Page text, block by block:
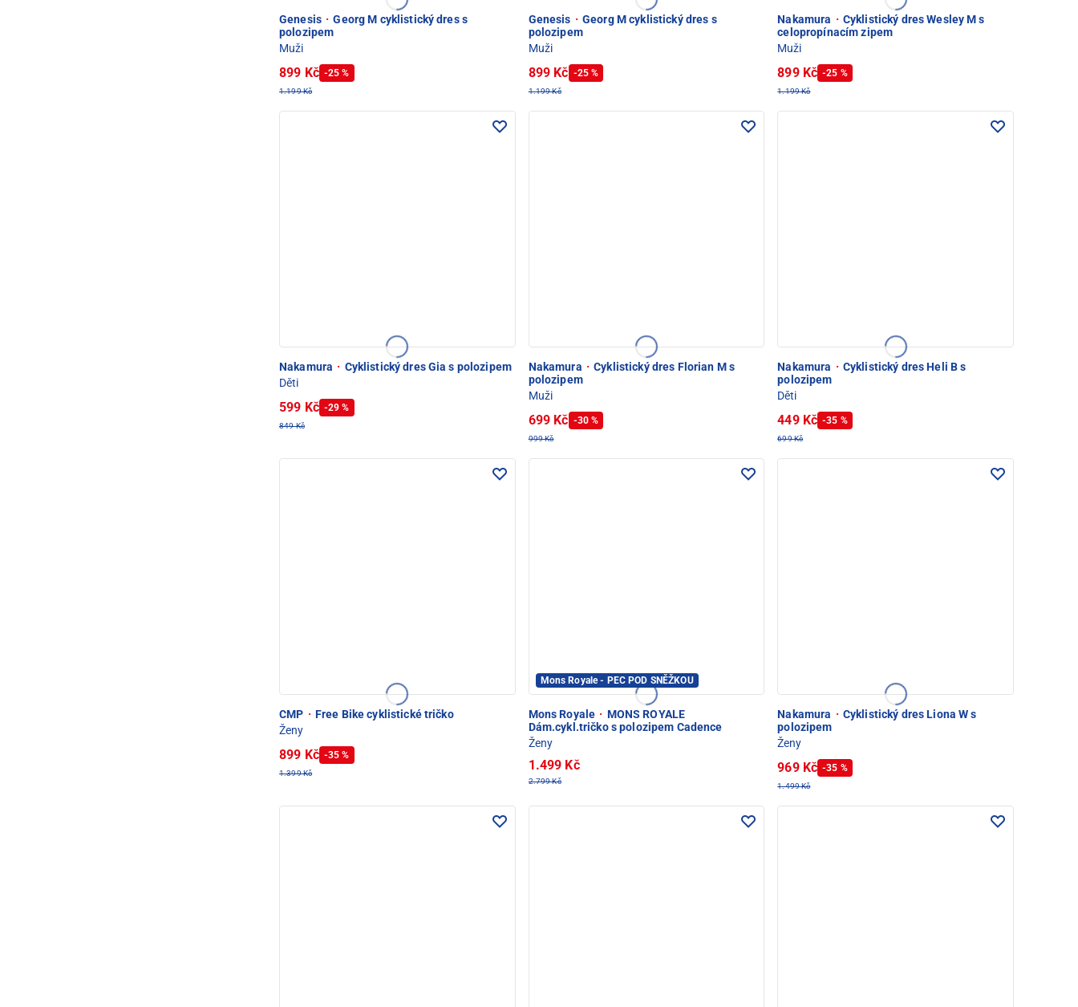
Genesis · Georg M cyklistický dres s
polozipem
Muži
899 Kč -25 %
1.199 Kč
Genesis · Georg M cyklistický dres s
polozipem
Muži
899 Kč -25 %
1.199 Kč
Nakamura · Cyklistický dres Wesley M s
celopropínacím zipem
Muži
899 Kč -25 %
1.199 Kč
Nakamura · Cyklistický dres Gia s polozipem
Děti
599 Kč -29 %
849 Kč
Nakamura · Cyklistický dres Florian M s
polozipem
Muži
699 Kč -30 %
999 Kč
Nakamura · Cyklistický dres Heli B s
polozipem
Děti
449 Kč -35 %
699 Kč
CMP · Free Bike cyklistické tričko
Ženy
899 Kč -35 %
1.399 Kč
Mons Royale - PEC POD SNĚŽKOU
Mons Royale · MONS ROYALE
Dám.cykl.tričko s polozipem Cadence
Ženy
1.499 Kč
2.799 Kč
Nakamura · Cyklistický dres Liona W s
polozipem
Ženy
969 Kč -35 %
1.499 Kč